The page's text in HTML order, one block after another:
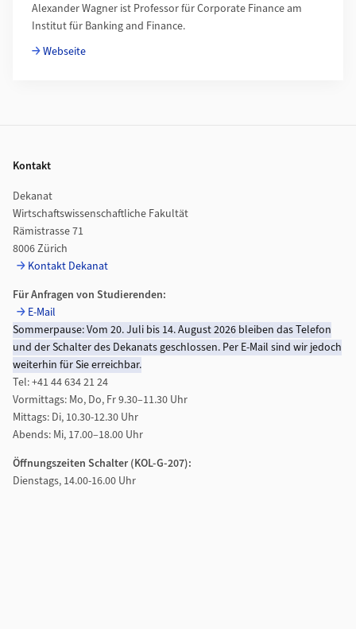
Alexander Wagner ist Professor für Corporate Finance am
Institut für Banking and Finance.
Webseite
Kontakt
Dekanat
Wirtschaftswissenschaftliche Fakultät
Rämistrasse 71
8006 Zürich
Kontakt Dekanat
Für Anfragen von Studierenden:
E-Mail
Sommerpause: Vom 20. Juli bis 14. August 2026 bleiben das Telefon
und der Schalter des Dekanats geschlossen. Per E-Mail sind wir jedoch
weiterhin für Sie erreichbar.
Tel: +41 44 634 21 24
Vormittags: Mo, Do, Fr 9.30–11.30 Uhr
Mittags: Di, 10.30-12.30 Uhr
Abends: Mi, 17.00–18.00 Uhr
Öffnungszeiten Schalter (KOL-G-207):
Dienstags, 14.00-16.00 Uhr